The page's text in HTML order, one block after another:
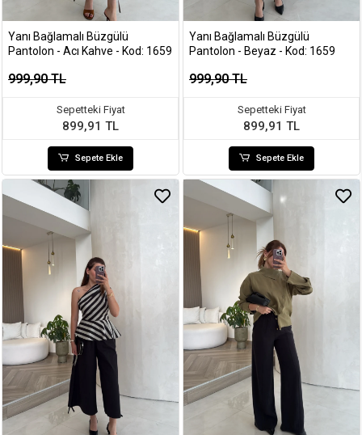
Yanı Bağlamalı Büzgülü
Pantolon - Acı Kahve - Kod: 1659
999,90 TL
Sepetteki Fiyat
899,91 TL
Sepete Ekle
Yanı Bağlamalı Büzgülü
Pantolon - Beyaz - Kod: 1659
999,90 TL
Sepetteki Fiyat
899,91 TL
Sepete Ekle